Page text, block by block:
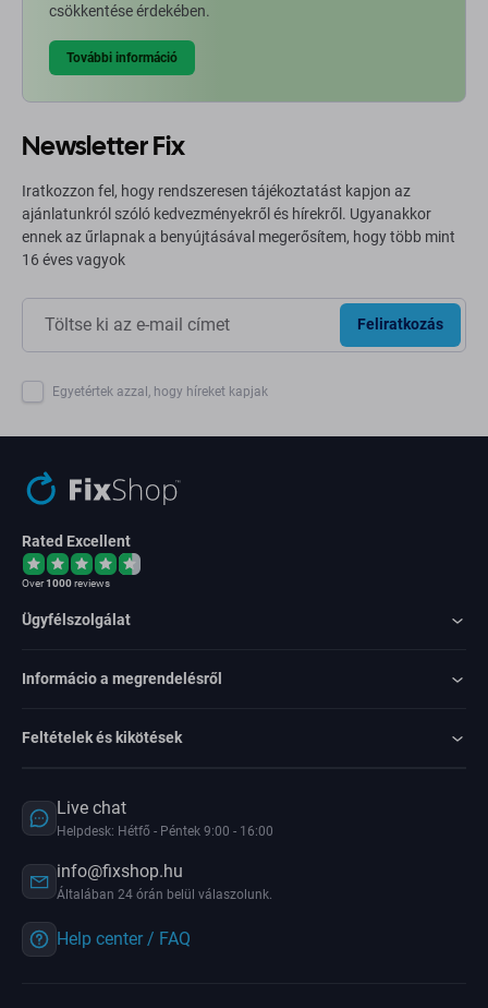
csökkentése érdekében.
További információ
Newsletter Fix
Iratkozzon fel, hogy rendszeresen tájékoztatást kapjon az
ajánlatunkról szóló kedvezményekről és hírekről. Ugyanakkor
ennek az űrlapnak a benyújtásával megerősítem, hogy több mint
16 éves vagyok
Feliratkozás
Egyetértek azzal, hogy híreket kapjak
Rated Excellent
Over1000reviews
Ügyfélszolgálat
Informácio a megrendelésről
Feltételek és kikötések
Live chat
Helpdesk: Hétfő - Péntek 9:00 - 16:00
info@fixshop.hu
Általában 24 órán belül válaszolunk.
Help center / FAQ